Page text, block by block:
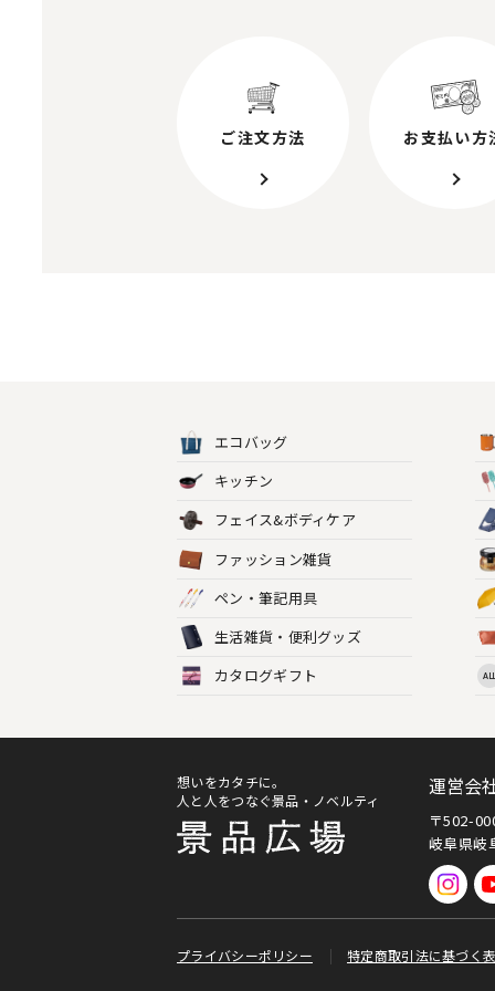
ご注文方法 お支払い方
エコバッグ
キッチン
フェイス&ボディケア
ファッション雑貨
ペン・筆記用具
生活雑貨・便利グッズ
カタログギフト
想いをカタチに。
人と人をつなぐ景品・ノベルティ
運営会
〒502-
岐阜県岐
プライバシーポリシー 特定商取引法に基づく